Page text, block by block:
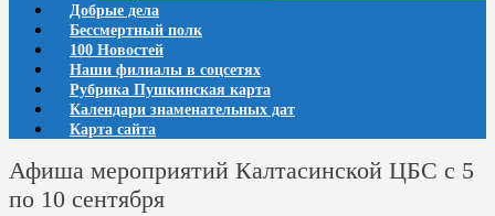
Добрые дела
Бессмертный полк
100 Новостей
Наши филиалы в соцсетях
Рубрика Пушкинская карта
Календари знаменательных дат
Карта сайта
Афиша мероприятий Калтасинской ЦБС с 5
по 10 сентября